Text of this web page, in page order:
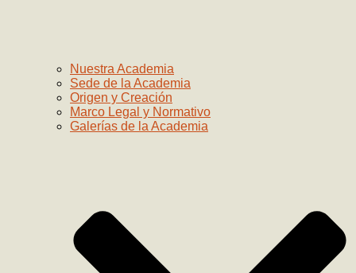
Nuestra Academia
Sede de la Academia
Origen y Creación
Marco Legal y Normativo
Galerías de la Academia